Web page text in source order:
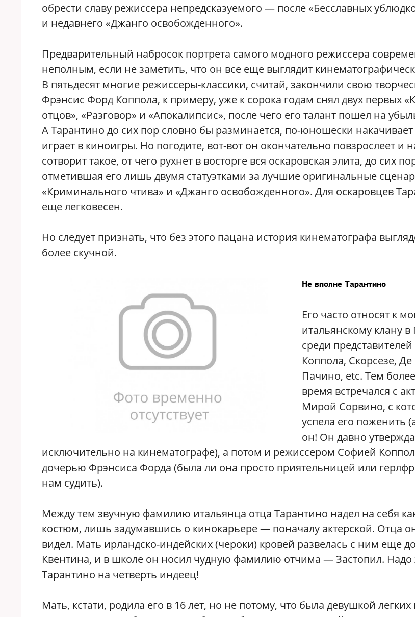
обрести славу режиссера непредсказуемого — после «Бесславных
и недавнего «Джанго освобожденного».
Предварительный набросок портрета самого модного режиссера
неполным, если не заметить, что он все еще выглядит
В пятьдесят многие режиссеры-классики, считай, закончили свою
Фрэнсис Форд Коппола, к примеру, уже к сорока годам снял двух первых
отцов», «Разговор» и «Апокалипсис», после чего его талант пошел на
А Тарантино до сих пор словно бы разминается, по-юношески
играет в киноигры. Но погодите, вот-вот он окончательно повзрослеет и
сотворит такое, от чего рухнет в восторге вся оскаровская элита, до сих
отметившая его лишь двумя статуэтками за лучшие оригинальные
«Криминального чтива» и «Джанго освобожденного». Для оскаровцев
еще легковесен.
Но следует признать, что без этого пацана история кинематографа
более скучной.
Не вполне Тарантино
Его часто относят к
итальянскому клану в
среди
Коппола, Скорсезе,
Пачино, etc. Тем
время встречался с
Мирой Сорвино, с
успела его поженить
он! Он давно
исключительно на кинематографе), а потом и режиссером Софией
дочерью Фрэнсиса Форда (была ли она просто приятельницей или
нам судить).
Между тем звучную фамилию итальянца отца Тарантино надел на себя
костюм, лишь задумавшись о кинокарьере — поначалу актерской. Отца
видел. Мать ирландско-индейских (чероки) кровей развелась с ним еще
Квентина, и в школе он носил чудную фамилию отчима — Застопил. Надо
Тарантино на четверть индеец!
Мать, кстати, родила его в 16 лет, но не потому, что была девушкой легких